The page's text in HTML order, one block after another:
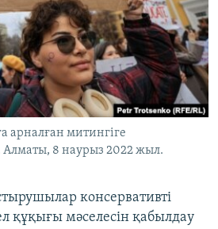
арналған митингіге
Алматы, 8 наурыз 2022 жыл.
консервативті
құқығы мәселесін қабылдау